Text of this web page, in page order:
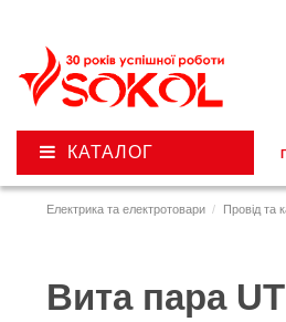
Електрика та електротовари Провід та
Вита пара
КАТАЛОГ